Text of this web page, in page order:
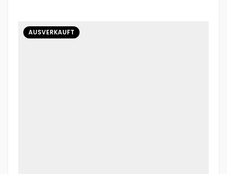
AUSVERKAUFT